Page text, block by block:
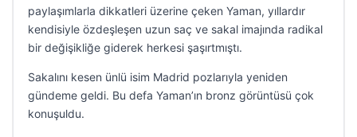
paylaşımlarla dikkatleri üzerine çeken Yaman, yıllardır
kendisiyle özdeşleşen uzun saç ve sakal imajında radikal
bir değişikliğe giderek herkesi şaşırtmıştı.
Sakalını kesen ünlü isim Madrid pozlarıyla yeniden
gündeme geldi. Bu defa Yaman’ın bronz görüntüsü çok
konuşuldu.